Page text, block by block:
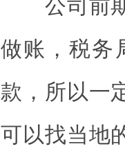
公司前期
做账，税务
款，所以一
可以找当地